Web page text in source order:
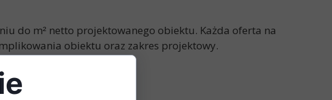
do m² netto projektowanego obiektu. Każda oferta na
obiektu oraz zakres projektowy.